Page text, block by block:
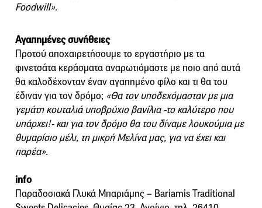
Foodwill».
Αγαπημένες συνήθειες
Προτού αποχαιρετήσουμε το εργαστήριο με τα
φινετσάτα κεράσματα αναρωτιόμαστε με ποιο από αυτά
θα καλοδέχονταν έναν αγαπημένο φίλο και τι θα του
έδιναν για τον δρόμο; «Θα τον υποδεχόμασταν με μια
γεμάτη κουταλιά υποβρύχιο βανίλια -το καλύτερο που
υπάρχει!- και για τον δρόμο θα του δίναμε λουκούμια με
θυμαρίσιο μέλι, τη μικρή Μελίνα μας, για να έχει και
παρέα».
info
Παραδοσιακά Γλυκά Μπαριάμης – Bariamis Traditional